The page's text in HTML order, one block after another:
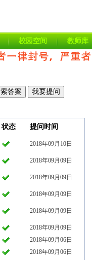
校园空间 教师库
状态 提问时间
2018年09月10日
2018年09月09日
2018年09月09日
2018年09月09日
2018年09月09日
2018年09月09日
2018年09月06日
2018年09月06日